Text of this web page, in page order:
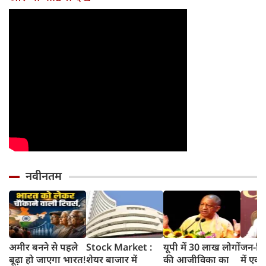
नए नियम जान लें
पत्नी
नवीनतम
अमीर बनने से पहले
बूढ़ा हो जाएगा भारत!
Stock Market :
शेयर बाजार में
यूपी में 30 लाख लोगों
की आजीविका का
जन-
में